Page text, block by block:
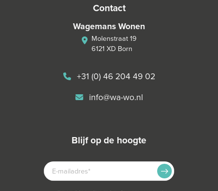
contact
Wagemans Wonen
Molenstraat 19
6121 XD Born
+31 (0) 46 204 49 02
info@wa-wo.nl
blijf op de hoogte
E-
MAILADRES